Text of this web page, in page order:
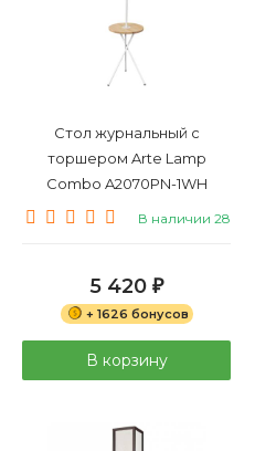
Стол журнальный с
торшером Arte Lamp
Combo A2070PN-1WH
В наличии 28
5 420 ₽
+ 1626 бонусов
В корзину